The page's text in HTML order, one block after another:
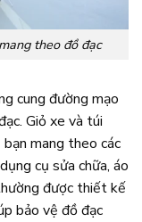
theo đồ đạc
cung đường mạo
Giỏ xe và túi
mang theo các
cụ sửa chữa, áo
được thiết kế
bảo vệ đồ đạc